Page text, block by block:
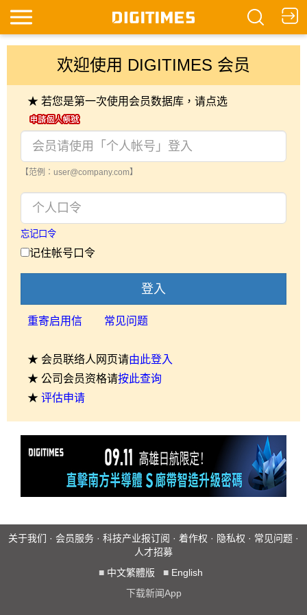
欢迎使用 DIGITIMES 会员
★ 若您是第一次使用会员数据库，请点选
【范例：user@company.com】
忘记口令
记住帐号口令
登入
重寄启用信 常见问题
★ 会员联络人网页请由此登入
★ 公司会员资格请按此查询
★ 评估申请
关于我们 · 会员服务 · 科技产业报订阅 · 着作权 · 隐私权 · 常见问题 ·
人才招募
■ 中文繁體版 ■ English
下载新闻App